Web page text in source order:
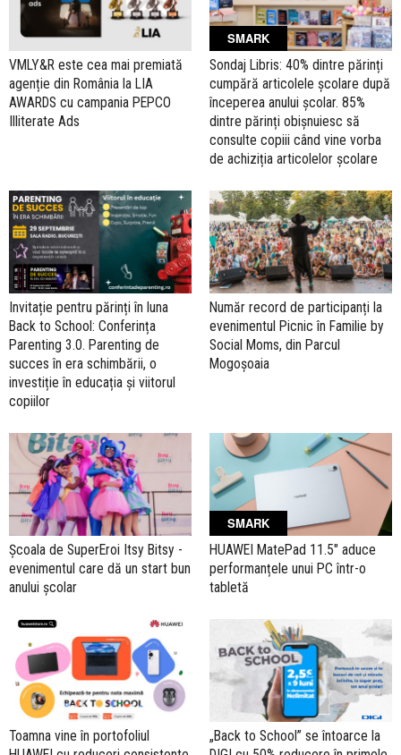
VMLY&R este cea mai premiată
agenție din România la LIA
AWARDS cu campania PEPCO
Illiterate Ads
SMARK
Sondaj Libris: 40% dintre părinți
cumpără articolele școlare după
începerea anului școlar. 85%
dintre părinți obișnuiesc să
consulte copiii când vine vorba
de achiziția articolelor școlare
Invitație pentru părinți în luna
Back to School: Conferința
Parenting 3.0. Parenting de
succes în era schimbării, o
investiție în educația și viitorul
copiilor
Număr record de participanți la
evenimentul Picnic în Familie by
Social Moms, din Parcul
Mogoșoaia
Școala de SuperEroi Itsy Bitsy -
evenimentul care dă un start bun
anului școlar
SMARK
HUAWEI MatePad 11.5" aduce
performanțele unui PC într-o
tabletă
Toamna vine în portofoliul
„Back to School” se întoarce la